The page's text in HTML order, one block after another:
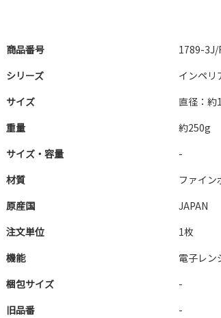
商品番号
1789-3J/
シリーズ
インペリ
サイズ
直径：約
重量
約250g
サイズ・容量
-
材質
ファイン
原産国
JAPAN
注文単位
1枚
機能
電子レン
梱包サイズ
-
旧品番
-